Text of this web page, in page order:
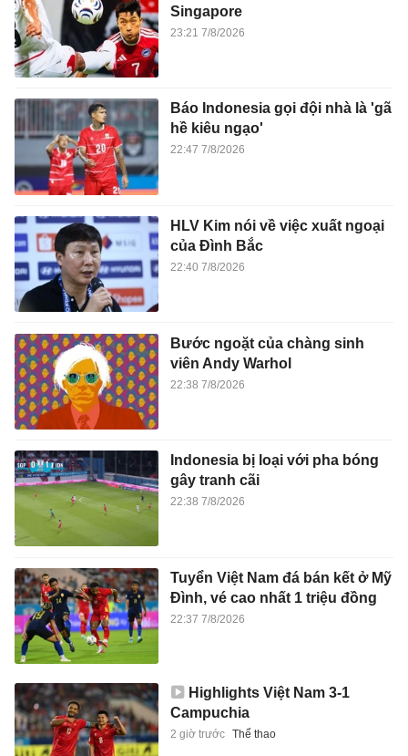
Singapore
23:21 7/8/2026
Báo Indonesia gọi đội nhà là 'gã
hề kiêu ngạo'
22:47 7/8/2026
HLV Kim nói về việc xuất ngoại
của Đình Bắc
22:40 7/8/2026
Bước ngoặt của chàng sinh
viên Andy Warhol
22:38 7/8/2026
Indonesia bị loại với pha bóng
gây tranh cãi
22:38 7/8/2026
Tuyển Việt Nam đá bán kết ở Mỹ
Đình, vé cao nhất 1 triệu đồng
22:37 7/8/2026
Highlights Việt Nam 3-1
Campuchia
2 giờ trước Thể thao